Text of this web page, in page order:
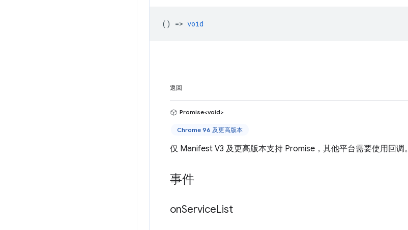
() => void
返回
Promise<void>
Chrome 96 及更高版本
仅 Manifest V3 及更高版本支持 Promise，其他平台需要使用回调。
事件
onServiceList